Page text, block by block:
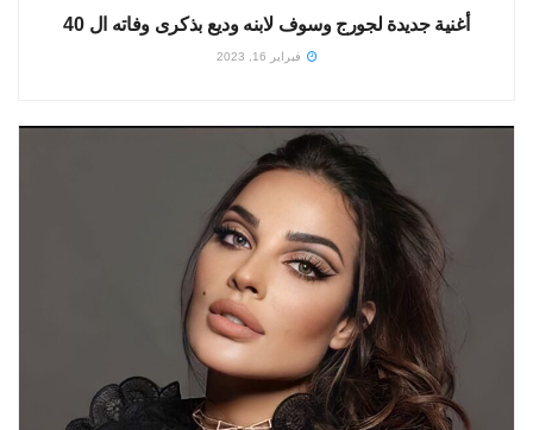
أغنية جديدة لجورج وسوف لابنه وديع بذكرى وفاته ال 40
فبراير 16, 2023